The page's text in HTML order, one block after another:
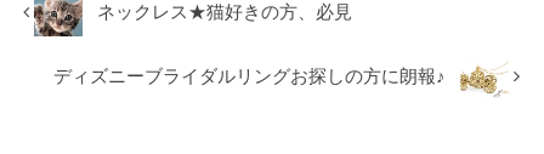
ネックレス★猫好きの方、必見
ディズニーブライダルリングお探しの方に朗報♪